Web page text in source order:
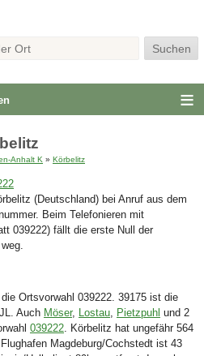
Anhalt K » Körbelitz
(Deutschland) bei Anruf aus dem
Beim Telefonieren mit
039222) fällt die erste Null der
Ortsvorwahl 039222. 39175 ist die
Auch Möser, Lostau, Pietzpuhl und 2
039222. Körbelitz hat ungefähr 564
Magdeburg/Cochstedt ist 43